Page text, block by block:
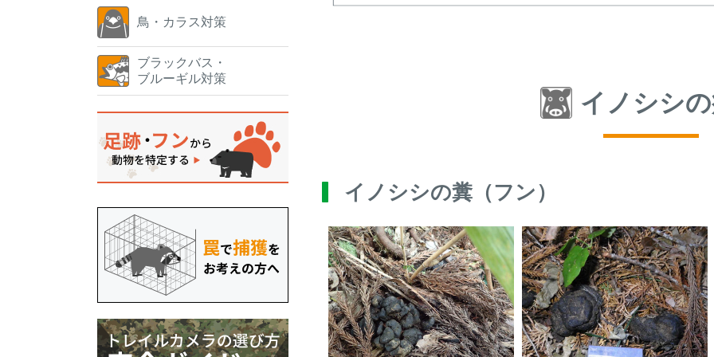
鳥・カラス対策
ブラックバス・
ブルーギル対策
イノシシ
イノシシの糞（フン）